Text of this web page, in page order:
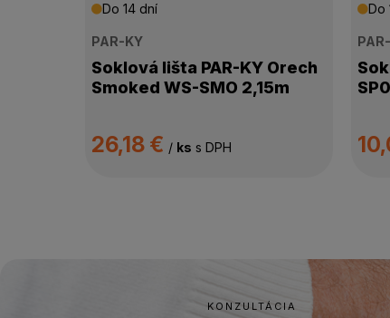
Do 14 dní
PAR-KY
Soklová lišta PAR-KY Orech
Smoked WS-SMO 2,15m
26,18 € / ks s DPH
Do
KONZULTÁCIA